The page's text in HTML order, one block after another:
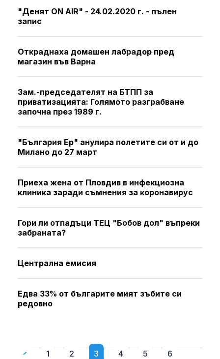
"Денят ON AIR" - 24.02.2020 г. - пълен
запис
Откраднаха домашен лабрадор пред
магазин във Варна
Зам.-председателят на БТПП за
приватизацията: Голямото разграбване
започна през 1989 г.
"България Ер" анулира полетите си от и до
Милано до 27 март
Приеха жена от Пловдив в инфекциозна
клиника заради съмнения за коронавирус
Гори ли отпадъци ТЕЦ "Бобов дол" въпреки
забраната?
Централна емисия
Едва 33% от българите мият зъбите си
редовно
1 2 3 4 5 6